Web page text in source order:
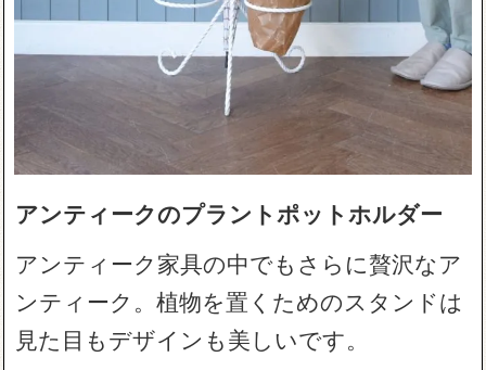
アンティークのプラントポットホルダー
アンティーク家具の中でもさらに贅沢なア
ンティーク。植物を置くためのスタンドは
見た目もデザインも美しいです。